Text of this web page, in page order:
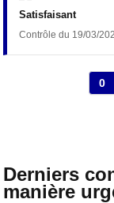
Satisfaisant
Contrôle du 19/03/
0
Derniers
manière